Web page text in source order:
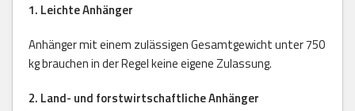
1. Leichte Anhänger
Anhänger mit einem zulässigen Gesamtgewicht unter 750
kg brauchen in der Regel keine eigene Zulassung.
2. Land- und forstwirtschaftliche Anhänger